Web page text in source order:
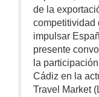
de la
competitividad
impulsar
presente
la
Cádiz en la
Travel Market